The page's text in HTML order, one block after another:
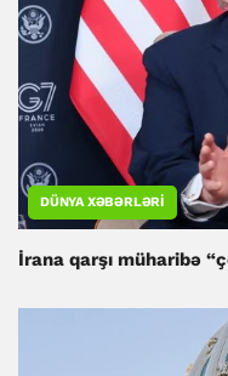
DÜNYA XƏBƏRLƏRI
İrana qarşı müharibə